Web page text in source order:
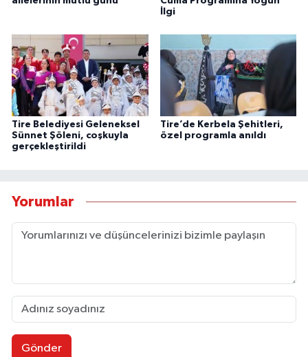
İlgi
Tire Belediyesi Geleneksel
Sünnet Şöleni, coşkuyla
gerçekleştirildi
Tire’de Kerbela Şehitleri,
özel programla anıldı
Yorumlar
Gönder